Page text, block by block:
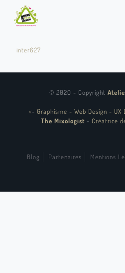
inter627
© 2020 - Copyright
<- Graphisme - Web Design - UX
The Mixologist - Créatrice
Blog Partenaires Mentions